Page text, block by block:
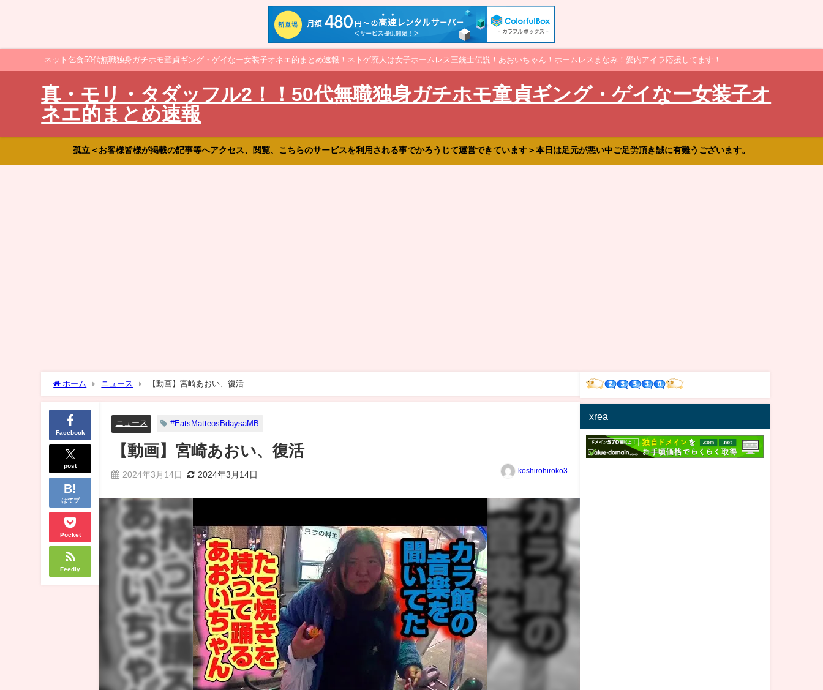
ネット乞食50代無職独身ガチホモ童貞ギング・ゲイなー女装子オネエ的まとめ速報！ネトゲ廃人は女子ホームレス三銃士伝説！あおいちゃん！ホームレスまなみ！愛内アイラ応援してます！
真・モリ・タダッフル2！！50代無職独身ガチホモ童貞ギング・ゲイなー女装子オ
ネエ的まとめ速報
孤立＜お客様皆様が掲載の記事等へアクセス、閲覧、こちらのサービスを利用される事でかろうじて運営できています＞本日は足元が悪い中ご足労頂き誠に有難うございます。
ホーム ニュース 【動画】宮崎あおい、復活
Facebook
post
はてブ
Pocket
Feedly
ニュース #EatsMatteosBdaysaMB
【動画】宮崎あおい、復活
2024年3月14日 2024年3月14日 koshirohiroko3
xrea